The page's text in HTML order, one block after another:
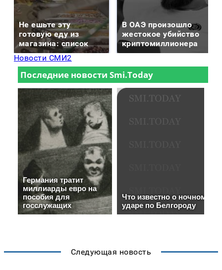
Не ешьте эту
готовую еду из
магазина: список
В ОАЭ произошло
жестокое убийство
криптомиллионера
Новости СМИ2
Следующая новость